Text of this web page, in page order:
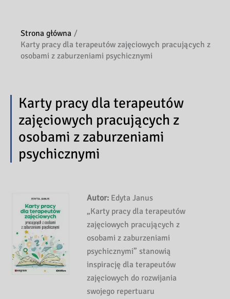
Strona główna
Karty pracy dla terapeutów zajęciowych pracujących z
osobami z zaburzeniami psychicznymi
Karty pracy dla terapeutów
zajęciowych pracujących z
osobami z zaburzeniami
psychicznymi
Autor: Edyta Janus
„Karty pracy dla terapeutów
zajęciowych pracujących z
osobami z zaburzeniami
psychicznymi” stanowią
inspirację dla terapeutów
zajęciowych do rozwijania
swojego repertuaru